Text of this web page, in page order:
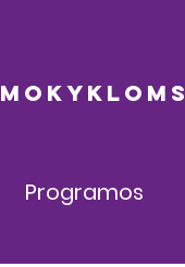
mokykloms
Programos